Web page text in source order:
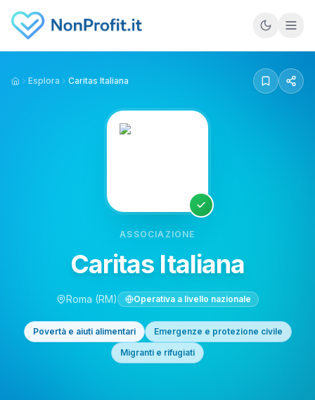
Vai al contenuto principale
HomeEsplora Caritas Italiana
ASSOCIAZIONE
Caritas Italiana
Roma (RM) Operativa a livello nazionale
Povertà e aiuti alimentari
Emergenze e protezione civile
Migranti e rifugiati